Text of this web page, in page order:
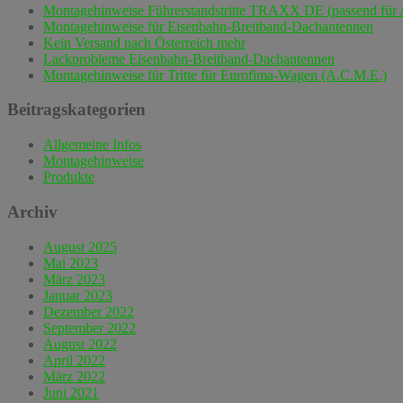
Montagehinweise Führerstandstritte TRAXX DE (passend für
Montagehinweise für Eisenbahn-Breitband-Dachantennen
Kein Versand nach Österreich mehr
Lackprobleme Eisenbahn-Breitband-Dachantennen
Montagehinweise für Tritte für Eurofima-Wagen (A.C.M.E.)
Beitragskategorien
Allgemeine Infos
Montagehinweise
Produkte
Archiv
August 2025
Mai 2023
März 2023
Januar 2023
Dezember 2022
September 2022
August 2022
April 2022
März 2022
Juni 2021